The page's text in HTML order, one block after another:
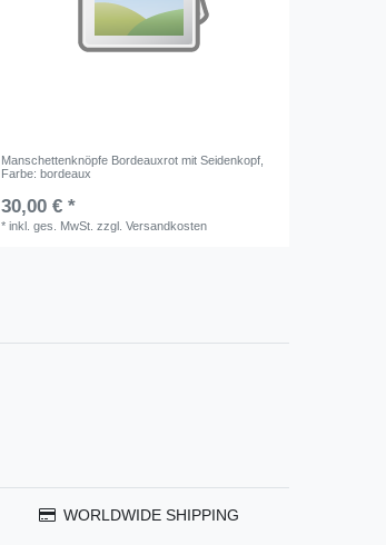
Manschettenknöpfe Bordeauxrot mit Seidenkopf
Farbe: bordeaux
30,00 € *
*inkl. ges. MwSt. zzgl.Versandkosten
WORLDWIDE SHIPPING